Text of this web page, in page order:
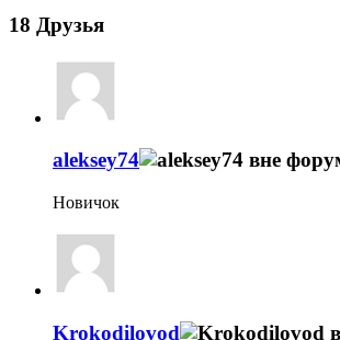
18 Друзья
aleksey74
Новичок
Krokodilovod